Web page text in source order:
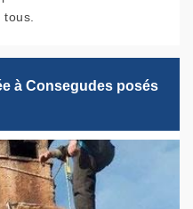
tous.
à Consegudes posés